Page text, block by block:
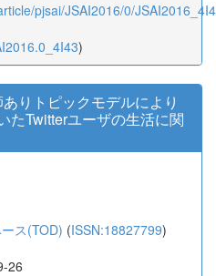
pjsai/JSAI2016/0/
)
りトピックモデルにより
たTwitterユーザの生活に関
ス(TOD) (ISSN:18827799)
26